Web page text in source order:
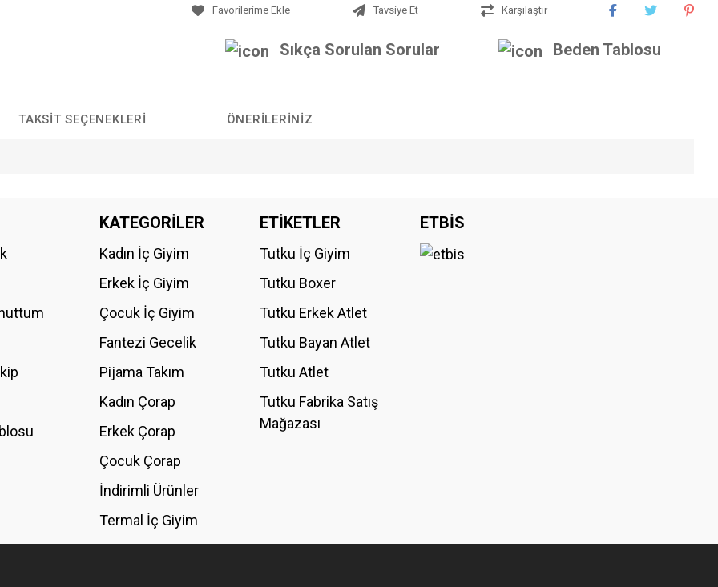
Tavsiye Et
Karşılaştır
Sıkça Sorulan Sorular Beden Tablosu
TAKSIT SEÇENEKLERI ÖNERILERINIZ
Bu ürüne ilk yorumu siz yapın!
KATEGORİLER
Kadın İç Giyim
Erkek İç Giyim
Çocuk İç Giyim
Fantezi Gecelik
Pijama Takım
Kadın Çorap
Erkek Çorap
Çocuk Çorap
İndirimli Ürünler
Termal İç Giyim
ETİKETLER
Tutku İç Giyim
Tutku Boxer
Tutku Erkek Atlet
Tutku Bayan Atlet
Tutku Atlet
Tutku Fabrika Satış
Mağazası
ETBİS